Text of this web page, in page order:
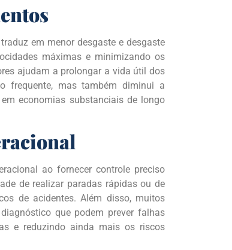
em menor desgaste e desgaste
máximas e minimizando os
ajudam a prolongar a vida útil dos
frequente, mas também diminui a
economias substanciais de longo
ao fornecer controle preciso
de realizar paradas rápidas ou de
de acidentes. Além disso, muitos
que podem prever falhas
e reduzindo ainda mais os riscos